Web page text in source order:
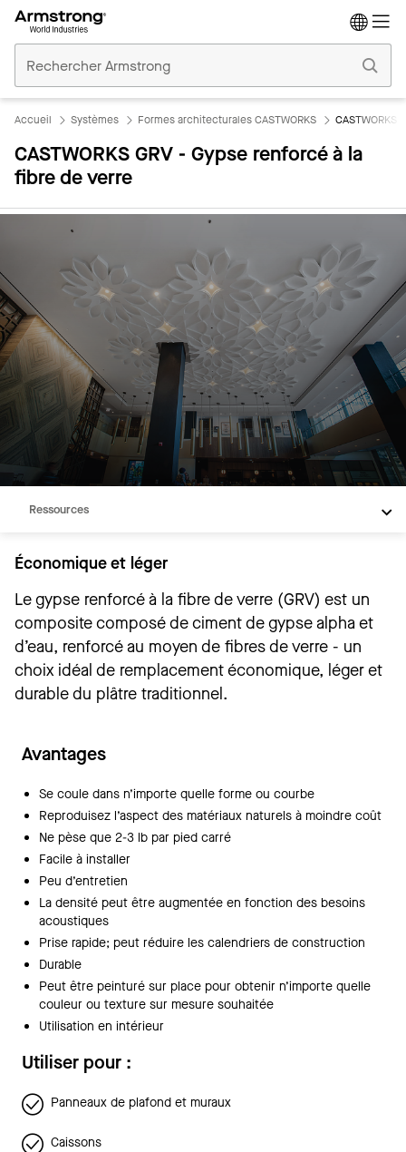
Plafonds
Commerciaux
Accueil Systèmes Formes architecturales CASTWORKS CASTWORKS
CASTWORKS GRV - Gypse renforcé à la
fibre de verre
Produits
Galerie de projets
Ressources
Économique et léger
Le gypse renforcé à la fibre de verre (GRV) est un
composite composé de ciment de gypse alpha et
d’eau, renforcé au moyen de fibres de verre - un
choix idéal de remplacement économique, léger et
durable du plâtre traditionnel.
Avantages
Se coule dans n’importe quelle forme ou courbe
Reproduisez l’aspect des matériaux naturels à moindre coût
Ne pèse que 2-3 lb par pied carré
Facile à installer
Peu d’entretien
La densité peut être augmentée en fonction des besoins
acoustiques
Prise rapide; peut réduire les calendriers de construction
Durable
Peut être peinturé sur place pour obtenir n’importe quelle
couleur ou texture sur mesure souhaitée
Utilisation en intérieur
Utiliser pour :
Panneaux de plafond et muraux
Caissons